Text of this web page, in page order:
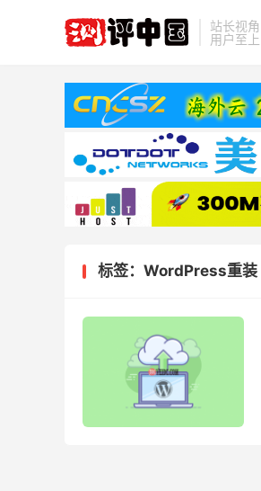
站长视角
用户至上
标签：WordPress重装